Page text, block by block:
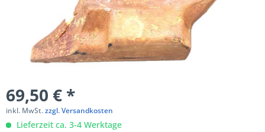
69,50 € *
inkl. MwSt.zzgl. Versandkosten
Lieferzeit ca. 3-4 Werktage